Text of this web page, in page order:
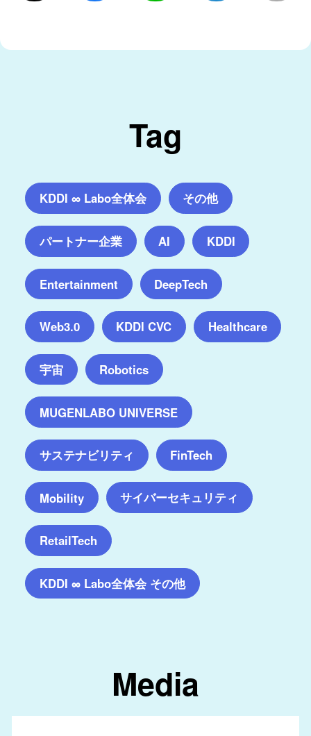
Tag
KDDI ∞ Labo全体会 その他
パートナー企業 AI KDDI
Entertainment DeepTech
Web3.0 KDDI CVC Healthcare
宇宙 Robotics
MUGENLABO UNIVERSE
サステナビリティ FinTech
Mobility サイバーセキュリティ
RetailTech
KDDI ∞ Labo全体会 その他
Media